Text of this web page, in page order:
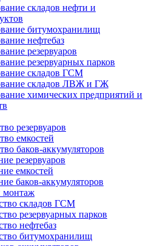
складов нефти и
битумохранилищ
нефтебаз
резервуаров
резервуарных парков
складов ГСМ
складов ЛВЖ и ГЖ
химических предприятий и
резервуаров
емкостей
баков-аккумуляторов
резервуаров
емкостей
баков-аккумуляторов
монтаж
складов ГСМ
резервуарных парков
нефтебаз
битумохранилищ